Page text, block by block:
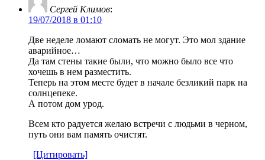
Сергей Климов:
19/07/2018 в 01:10
Две неделе ломают сломать не могут. Это мол здание
аварийное…
Да там стены такие были, что можно было все что
хочешь в нем разместить.
Теперь на этом месте будет в начале безликий парк на
солнцепеке.
А потом дом урод.
Всем кто радуется желаю встречи с людьми в черном,
путь они вам память очистят.
[Цитировать]